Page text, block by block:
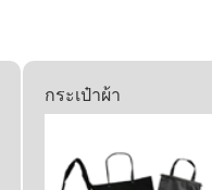
กระเป๋าผ้า